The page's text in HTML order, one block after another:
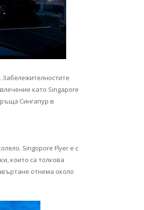
Забележителностите
като Singapore
Сингапур в
Singopore Flyer е с
които са толкова
отнема около